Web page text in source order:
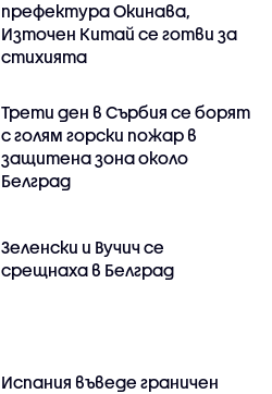
префектура Окинава,
Източен Китай се готви за
стихията
Трети ден в Сърбия се борят
с голям горски пожар в
защитена зона около
Белград
Зеленски и Вучич се
срещнаха в Белград
Испания въведе граничен